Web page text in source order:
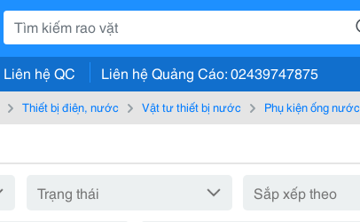
Liên hệ QC Liên hệ Quảng Cáo: 02439747875
Thiết bị điện, nước Vật tư thiết bị nước Phụ kiện ống nước